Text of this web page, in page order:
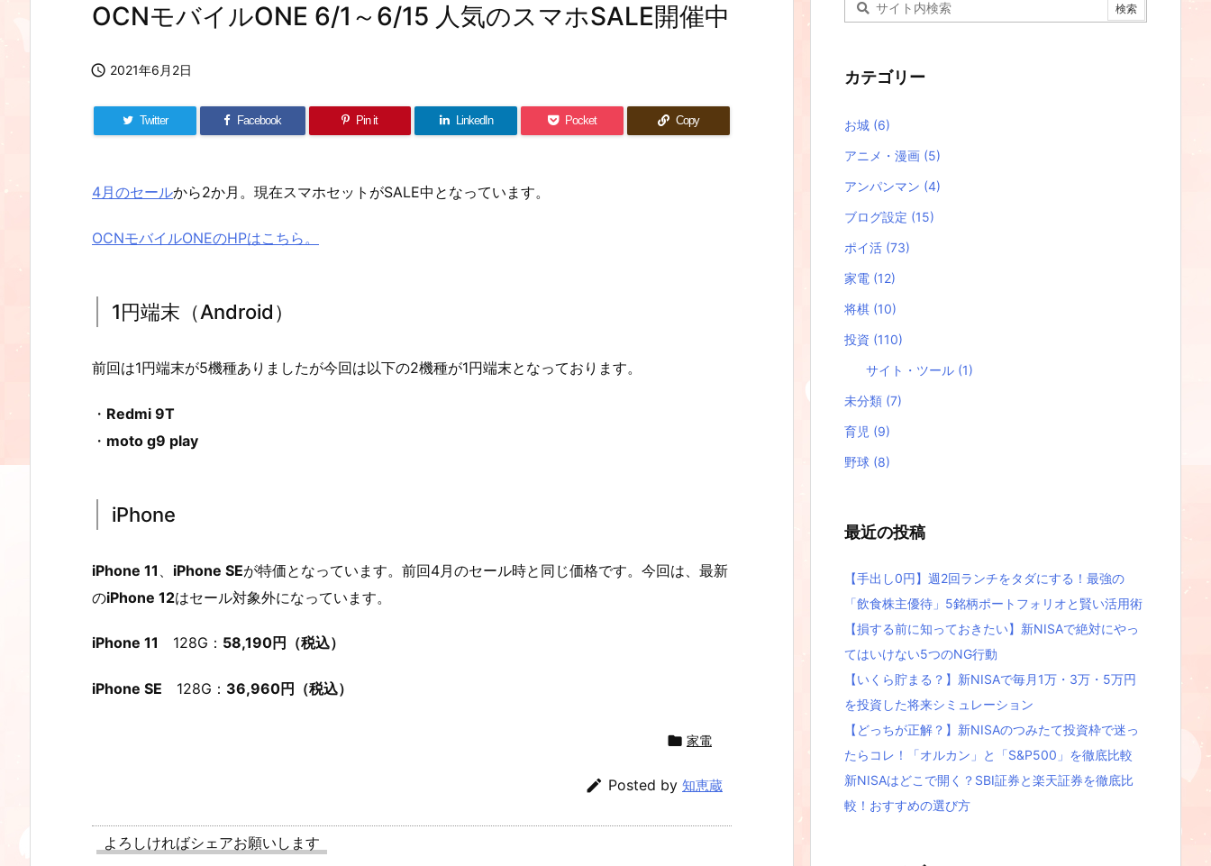
OCNモバイルONE 6/1～6/15 人気のスマホSALE開催中
 2021年6月2日
Twitter Facebook Pin it LinkedIn Pocket Copy
4月のセールから2か月。現在スマホセットがSALE中となっています。
OCNモバイルONEのHPはこちら。
1円端末（Android）
前回は1円端末が5機種ありましたが今回は以下の2機種が1円端末となっております。
・ Redmi 9T
・ moto g9 play
iPhone
iPhone 11 iPhone SEが特価となっています。前回4月のセール時と同じ価格です。今回は、最新
のiPhone 12はセール対象外になっています。
iPhone 11 128G： 58,190円（税込）
iPhone SE 128G： 36,960円（税込）
 家電
 Posted by 知恵蔵
よろしければシェアお願いします
カテゴリー
お城 (6)
アニメ・漫画 (5)
アンパンマン (4)
ブログ設定 (15)
ポイ活 (73)
家電 (12)
将棋 (10)
投資 (110)
サイト・ツール (1)
未分類 (7)
育児 (9)
野球 (8)
最近の投稿
【手出し0円】週2回ランチをタダにする！最強の
「飲食株主優待」5銘柄ポートフォリオと賢い活用術
【損する前に知っておきたい】新NISAで絶対にやっ
てはいけない5つのNG行動
【いくら貯まる？】新NISAで毎月1万・3万・5万円
を投資した将来シミュレーション
【どっちが正解？】新NISAのつみたて投資枠で迷っ
たらコレ！「オルカン」と「S&P500」を徹底比較
新NISAはどこで開く？SBI証券と楽天証券を徹底比
較！おすすめの選び方